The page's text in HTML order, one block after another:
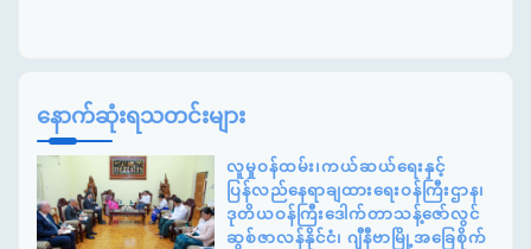
နောက်ဆုံးရသတင်းများ
လူမှုဝန်ထမ်း၊ကယ်ဆယ်ရေးနှင့်
ပြန်လည်နေရာချထားရေးဝန်ကြီးဌာန၊
ဒုတိယဝန်ကြီးဒေါက်တာသန့်ဇော်လွင်
ဆွစ်ဇာလန်နိုင်ငံ၊ ဂျီနီဗာမြို့အခြေစိုက်